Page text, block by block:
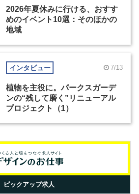
2026年夏休みに行ける、おすす
めのイベント10選：そのほかの
地域
インタビュー 7/13
植物を主役に。パークスガーデ
ンの“残して磨く”リニューアル
プロジェクト（1）
ピックアップ求人